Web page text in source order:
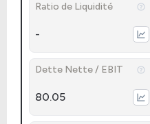
Ratio de Liquidité
-
Dette Nette / EBIT
80.05